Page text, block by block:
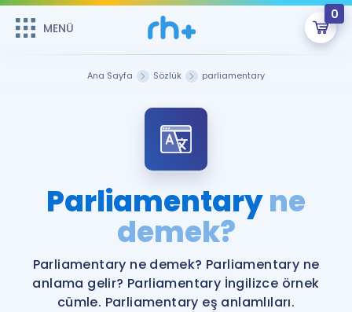
MENÜ
0
Şifremi Hatırlamıyorum
Sepetin Şu An Boş.
Remzi Hoca ile seni sınava hazırlayacak onlarca eğitim seni
bekliyor!
MENÜ
Katılımcı Görüşleri
Faydalı Araçlar
Ücretsiz Kaynaklar
İngilizce Gramer
Ana Sayfa Sözlük parliamentary
Parliamentaryne
demek?
Parliamentary ne demek? Parliamentary ne
anlama gelir? Parliamentary İngilizce örnek
cümle. Parliamentary eş anlamlıları.